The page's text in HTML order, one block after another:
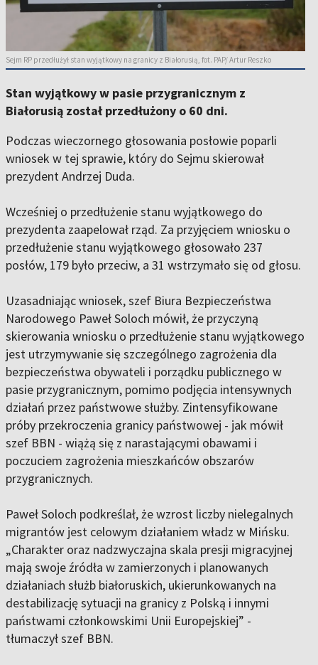
Sejm RP przedłużył stan wyjątkowy na granicy z Białorusią, fot. PAP/ Artur Reszko
Stan wyjątkowy w pasie przygranicznym z
Białorusią został przedłużony o 60 dni.
Podczas wieczornego głosowania posłowie poparli
wniosek w tej sprawie, który do Sejmu skierował
prezydent Andrzej Duda.
Wcześniej o przedłużenie stanu wyjątkowego do
prezydenta zaapelował rząd. Za przyjęciem wniosku o
przedłużenie stanu wyjątkowego głosowało 237
posłów, 179 było przeciw, a 31 wstrzymało się od głosu.
Uzasadniając wniosek, szef Biura Bezpieczeństwa
Narodowego Paweł Soloch mówił, że przyczyną
skierowania wniosku o przedłużenie stanu wyjątkowego
jest utrzymywanie się szczególnego zagrożenia dla
bezpieczeństwa obywateli i porządku publicznego w
pasie przygranicznym, pomimo podjęcia intensywnych
działań przez państwowe służby. Zintensyfikowane
próby przekroczenia granicy państwowej - jak mówił
szef BBN - wiążą się z narastającymi obawami i
poczuciem zagrożenia mieszkańców obszarów
przygranicznych.
Paweł Soloch podkreślał, że wzrost liczby nielegalnych
migrantów jest celowym działaniem władz w Mińsku.
„Charakter oraz nadzwyczajna skala presji migracyjnej
mają swoje źródła w zamierzonych i planowanych
działaniach służb białoruskich, ukierunkowanych na
destabilizację sytuacji na granicy z Polską i innymi
państwami członkowskimi Unii Europejskiej” -
tłumaczył szef BBN.